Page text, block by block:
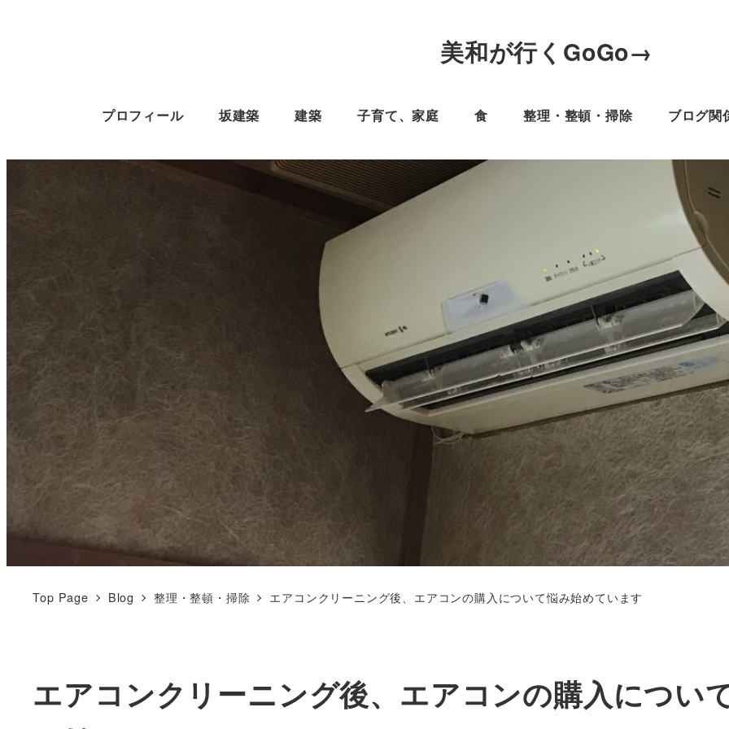
美和が行くGoGo→
プロフィール 坂建築 建築 子育て、家庭 食 整理・整頓・掃除 ブログ関
Top Page Blog 整理・整頓・掃除 エアコンクリーニング後、エアコンの購入について悩み始めています
エアコンクリーニング後、エアコンの購入につい